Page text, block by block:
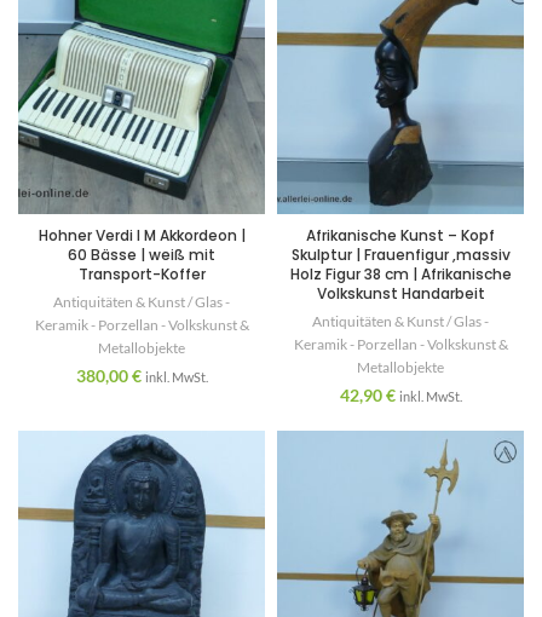
Hohner Verdi I M Akkordeon |
60 Bässe | weiß mit
Transport-Koffer
Antiquitäten & Kunst / Glas -
Keramik - Porzellan - Volkskunst &
Metallobjekte
380,00€ inkl. MwSt.
Afrikanische Kunst – Kopf
Skulptur | Frauenfigur ,massiv
Holz Figur 38 cm | Afrikanische
Volkskunst Handarbeit
Antiquitäten & Kunst / Glas -
Keramik - Porzellan - Volkskunst &
Metallobjekte
42,90€ inkl. MwSt.